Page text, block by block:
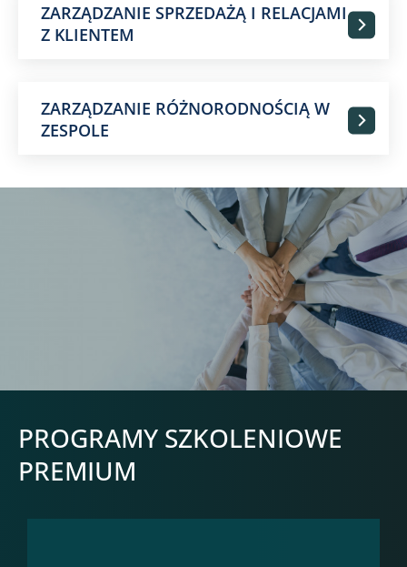
ZARZĄDZANIE SPRZEDAŻĄ I RELACJAMI
Z KLIENTEM
ZARZĄDZANIE RÓŻNORODNOŚCIĄ W
ZESPOLE
PROGRAMY SZKOLENIOWE
PREMIUM